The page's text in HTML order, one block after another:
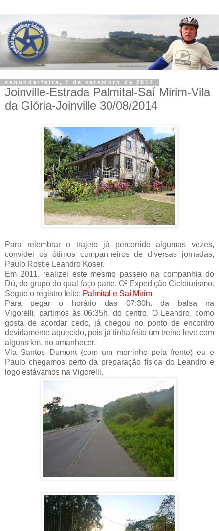
segunda-feira, 1 de setembro de 2014
Joinville-Estrada Palmital-Saí Mirim-Vila
da Glória-Joinville 30/08/2014
Para relembrar o trajeto já percorrido algumas vezes,
convidei os ótimos companheiros de diversas jornadas,
Paulo Rost e Leandro Koser.
Em 2011, realizei este mesmo passeio na companhia do
Dú, do grupo do qual faço parte, O² Expedição Cicloturismo.
Segue o registro feito: Palmital e Saí Mirim.
Para pegar o horário das 07:30h. da balsa na
Vigorelli, partimos às 06:35h. do centro. O Leandro, como
gosta de acordar cedo, já chegou no ponto de encontro
devidamente aquecido, pois já tinha feito um treino leve com
alguns km. no amanhecer.
Via Santos Dumont (com um morrinho pela frente) eu e
Paulo chegamos perto da preparação física do Leandro e
logo estávamos na Vigorelli.